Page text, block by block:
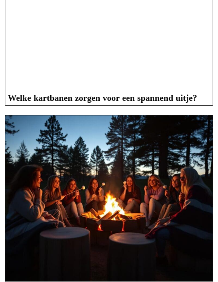
Welke kartbanen zorgen voor een spannend uitje?